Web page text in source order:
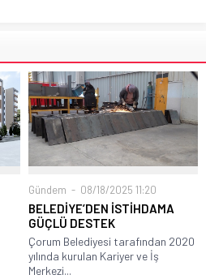
Gündem 08/18/2025 11:20
BELEDİYE’DEN İSTİHDAMA
GÜÇLÜ DESTEK
Çorum Belediyesi tarafından 2020
yılında kurulan Kariyer ve İş
Merkezi...